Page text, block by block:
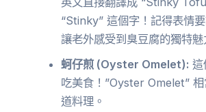
“Stinky” 這個字！記得表情
讓老外感受到臭豆腐的獨特魅
蚵仔煎 (Oyster Omelet): 這
吃美食！”Oyster Omelet”
道料理。